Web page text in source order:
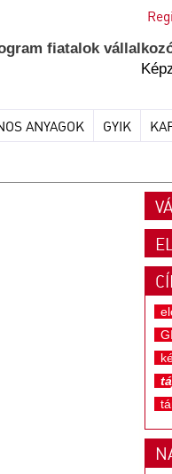
fiatalok
ANYAGOK GYIK